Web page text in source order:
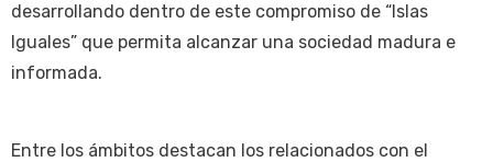
desarrollando dentro de este compromiso de “Islas
Iguales” que permita alcanzar una sociedad madura e
informada.
Entre los ámbitos destacan los relacionados con el